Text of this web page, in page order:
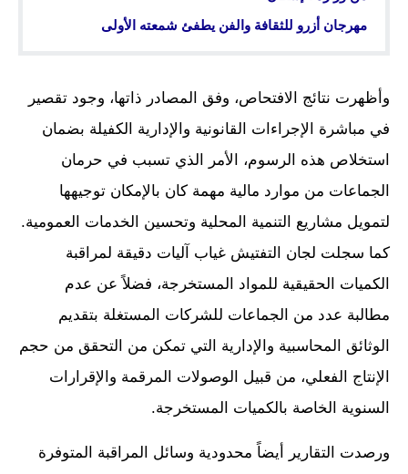
مهرجان أزرو للثقافة والفن يطفئ شمعته الأولى
وأظهرت نتائج الافتحاص، وفق المصادر ذاتها، وجود تقصير
في مباشرة الإجراءات القانونية والإدارية الكفيلة بضمان
استخلاص هذه الرسوم، الأمر الذي تسبب في حرمان
الجماعات من موارد مالية مهمة كان بالإمكان توجيهها
لتمويل مشاريع التنمية المحلية وتحسين الخدمات العمومية.
كما سجلت لجان التفتيش غياب آليات دقيقة لمراقبة
الكميات الحقيقية للمواد المستخرجة، فضلاً عن عدم
مطالبة عدد من الجماعات للشركات المستغلة بتقديم
الوثائق المحاسبية والإدارية التي تمكن من التحقق من حجم
الإنتاج الفعلي، من قبيل الوصولات المرقمة والإقرارات
السنوية الخاصة بالكميات المستخرجة.
ورصدت التقارير أيضاً محدودية وسائل المراقبة المتوفرة